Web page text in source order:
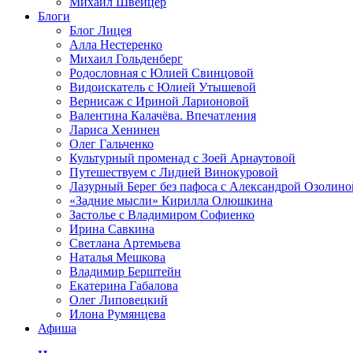
Блоги
Блог Лицея
Алла Нестеренко
Михаил Гольденберг
Родословная с Юлией Свинцовой
Видоискатель с Юлией Утышевой
Вернисаж с Ириной Ларионовой
Валентина Калачёва. Впечатления
Лариса Хенинен
Олег Гальченко
Культурный променад с Зоей Арнаутовой
Путешествуем с Лидией Винокуровой
Лазурный Берег без пафоса с Александрой
«Задние мысли» Кирилла Олюшкина
Застолье с Владимиром Софиенко
Ирина Савкина
Светлана Артемьева
Наталья Мешкова
Владимир Берштейн
Екатерина Габалова
Олег Липовецкий
Илона Румянцева
Афиша